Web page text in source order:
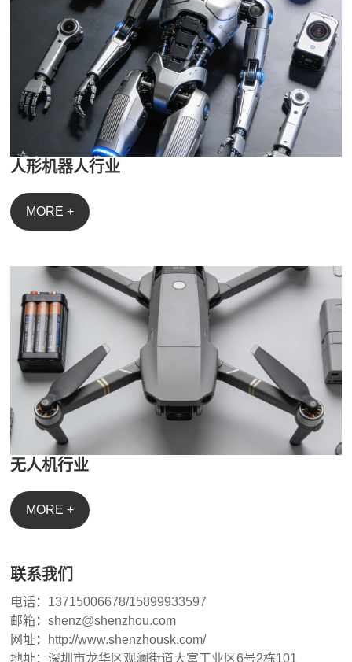
人形机器人行业
MORE +
无人机行业
MORE +
联系我们
电话：13715006678/15899933597
邮箱：shenz@shenzhou.com
网址：http://www.shenzhousk.com/
地址：深圳市龙华区观澜街道大富工业区6号2栋101